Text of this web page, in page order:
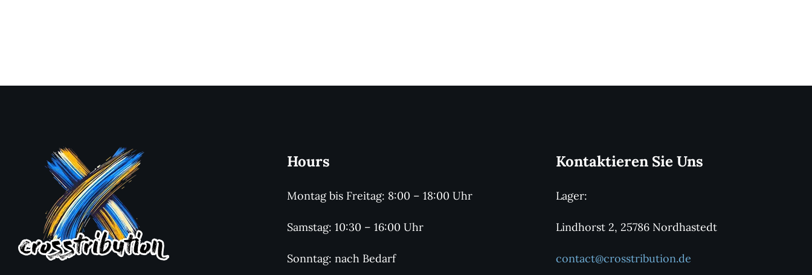
Hours
Montag bis Freitag: 8:00 – 18:00 Uhr
Samstag: 10:30 – 16:00 Uhr
Sonntag: nach Bedarf
Kontaktieren Sie Uns
Lager:
Lindhorst 2, 25786 Nordhastedt
contact@crosstribution.de